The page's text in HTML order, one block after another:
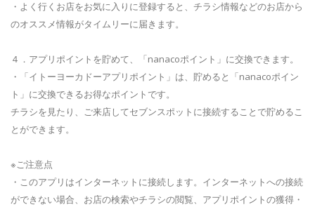
・よく行くお店をお気に入りに登録すると、チラシ情報などのお店から
のオススメ情報がタイムリーに届きます。
４．アプリポイントを貯めて、「nanacoポイント」に交換できます。
・「イトーヨーカドーアプリポイント」は、貯めると「nanacoポイン
ト」に交換できるお得なポイントです。
チラシを見たり、ご来店してセブンスポットに接続することで貯めるこ
とができます。
※ご注意点
・このアプリはインターネットに接続します。インターネットへの接続
ができない場合、お店の検索やチラシの閲覧、アプリポイントの獲得・